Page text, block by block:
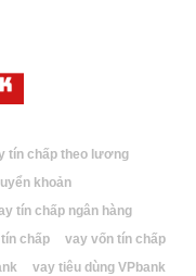
tín chấp theo lương
khoản
tín chấp ngân hàng
chấp
vay vốn tín chấp
vay tiêu dùng VPbank